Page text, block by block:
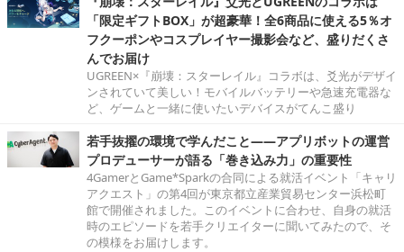
「限定ギフトBOX」が超豪華！全6商品に使える5％オ
フクーポンやコスプレイヤー撮影会など、盛りだくさ
んでお届け
UGREEN×『崩壊：スターレイル』コラボは、爻光がデザイ
ンされていて美しい！モバイルバッテリーや急速充電器な
ど、ゲームと一緒に使いたいデバイスがてんこ盛り
若手抜擢の環境で学んだこと――アプリボットの運営
プロデューサーが語る「巻き込み力」の重要性
4GamerとGame*Sparkの合同による就活イベント「キャリ
アクエスト」の第4回が東京都立産業貿易センター浜松町
館で開催されました。このイベントに合わせ、自身の就活
時のエピソードを若手クリエイターに聞いてみたので、そ
の模様をお届けします。